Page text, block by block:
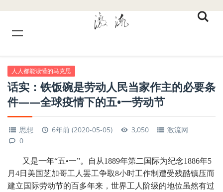
人人都能读懂的马克思
话实：铁饭碗是劳动人民当家作主的必要条
件——全球疫情下的五•一劳动节
思想 6年前 (2020-05-05) 3,050
激流网
0
又是一年“五•一”。自从1889年第二国际为纪念1886年5
月4日美国芝加哥工人罢工争取8小时工作制遭受残酷镇压而
建立国际劳动节的百多年来，世界工人阶级的地位虽然有过